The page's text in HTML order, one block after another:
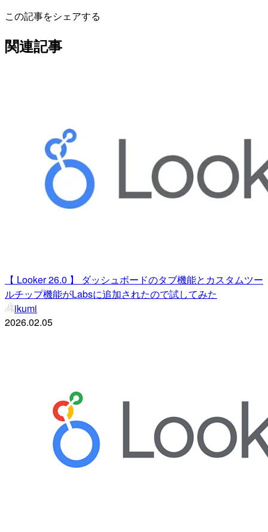
この記事をシェアする
関連記事
【 Looker 26.0 】 ダッシュボードのタブ機能とカスタムツー
ルチップ機能がLabsに追加されたので試してみた
ikumi
2026.02.05